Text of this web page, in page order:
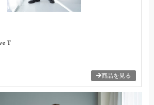
T
商品を見る